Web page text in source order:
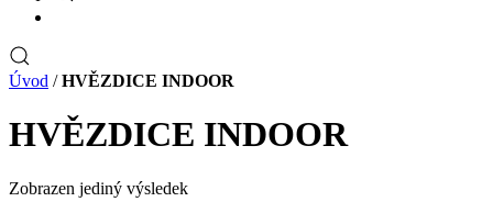
Úvod /HVĚZDICE INDOOR
HVĚZDICE INDOOR
Zobrazen jediný výsledek